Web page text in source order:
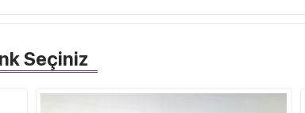
Seçiniz